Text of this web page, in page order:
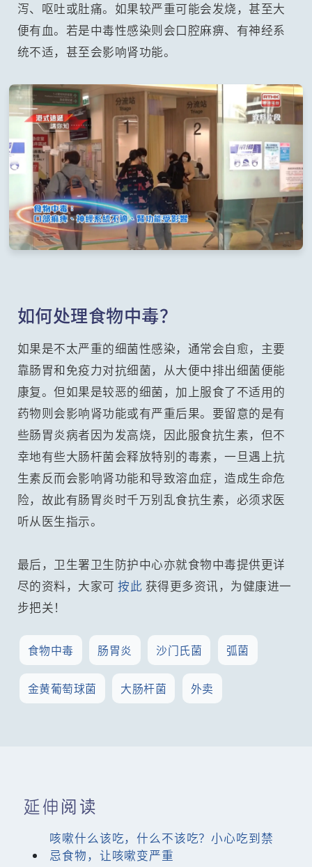
泻、呕吐或肚痛。如果较严重可能会发烧，甚至大
便有血。若是中毒性感染则会口腔麻痹、有神经系
统不适，甚至会影响肾功能。
如何处理食物中毒？
如果是不太严重的细菌性感染，通常会自愈，主要
靠肠胃和免疫力对抗细菌，从大便中排出细菌便能
康复。但如果是较恶的细菌，加上服食了不适用的
药物则会影响肾功能或有严重后果。要留意的是有
些肠胃炎病者因为发高烧，因此服食抗生素，但不
幸地有些大肠杆菌会释放特别的毒素，一旦遇上抗
生素反而会影响肾功能和导致溶血症，造成生命危
险，故此有肠胃炎时千万别乱食抗生素，必须求医
听从医生指示。
最后，卫生署卫生防护中心亦就食物中毒提供更详
尽的资料，大家可 按此 获得更多资讯，为健康进一
步把关！
食物中毒 肠胃炎 沙门氏菌 弧菌
金黄葡萄球菌 大肠杆菌 外卖
延伸阅读
咳嗽什么该吃，什么不该吃？小心吃到禁
忌食物，让咳嗽变严重